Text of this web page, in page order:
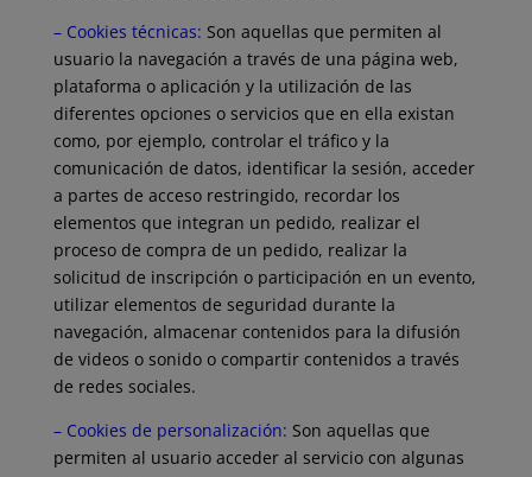
– Cookies técnicas: Son aquellas que permiten al
usuario la navegación a través de una página web,
plataforma o aplicación y la utilización de las
diferentes opciones o servicios que en ella existan
como, por ejemplo, controlar el tráfico y la
comunicación de datos, identificar la sesión, acceder
a partes de acceso restringido, recordar los
elementos que integran un pedido, realizar el
proceso de compra de un pedido, realizar la
solicitud de inscripción o participación en un evento,
utilizar elementos de seguridad durante la
navegación, almacenar contenidos para la difusión
de videos o sonido o compartir contenidos a través
de redes sociales.
– Cookies de personalización: Son aquellas que
permiten al usuario acceder al servicio con algunas